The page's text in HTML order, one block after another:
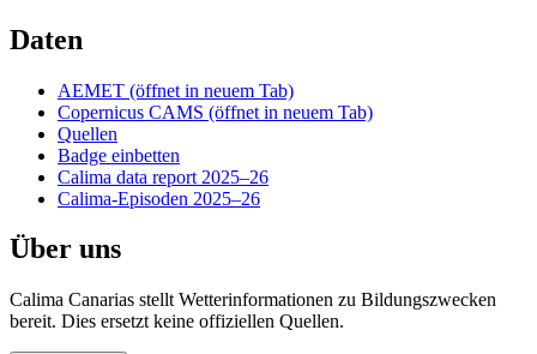
Daten
AEMET (öffnet in neuem Tab)
Copernicus CAMS (öffnet in neuem Tab)
Quellen
Badge einbetten
Calima data report 2025–26
Calima-Episoden 2025–26
Über uns
Calima Canarias stellt Wetterinformationen zu Bildungszwecken
bereit. Dies ersetzt keine offiziellen Quellen.